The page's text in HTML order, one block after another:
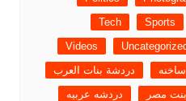
Sports
Tech
Videos
ساخنه
دردشة بنات العرب
مصر
دردشه عربيه